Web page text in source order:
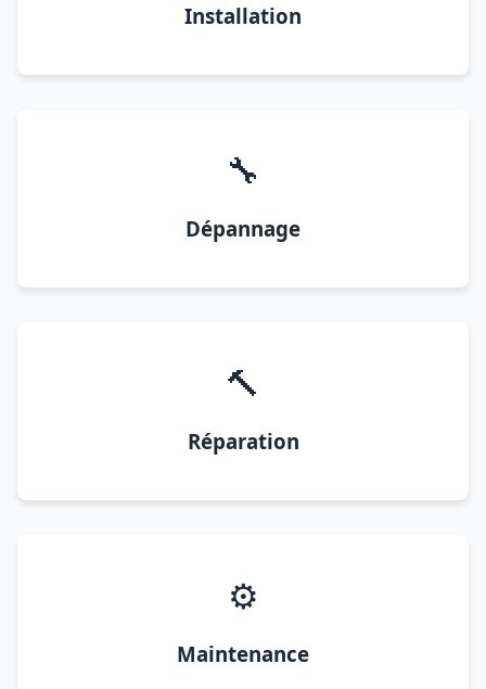
Installation
🔧
Dépannage
🔨
Réparation
⚙️
Maintenance